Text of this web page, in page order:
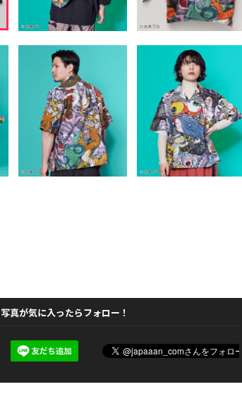
真が気に入ったらフォロー！